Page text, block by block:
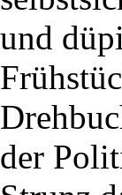
und
der